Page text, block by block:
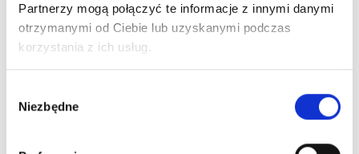
Partnerzy mogą połączyć te informacje z innymi danymi
otrzymanymi od Ciebie lub uzyskanymi podczas
korzystania z ich usług.
zgody
Niezbędne
Price inc. VAT
24.00 € / piece
Price inc. VAT
42.00 € / piece